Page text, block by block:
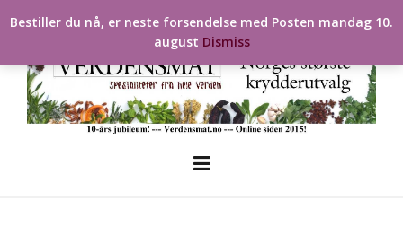
toBestiller du nå, er neste forsendelse med Posten mandag 10.
august Dismiss